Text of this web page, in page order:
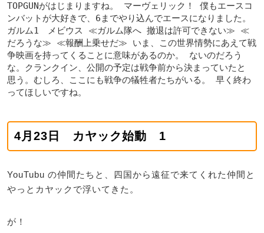
TOPGUNがはじまりますね。 マーヴェリック！ 僕もエースコ
ンバットが大好きで、6までやり込んでエースになりました。
ガルム1 メビウス ≪ガルム隊へ 撤退は許可できない≫ ≪
だろうな≫ ≪報酬上乗せだ≫ いま、この世界情勢にあえて戦
争映画を持ってくることに意味があるのか。 ないのだろう
な。クランクイン、公開の予定は戦争前から決まっていたと
思う。むしろ、ここにも戦争の犠牲者たちがいる。 早く終わ
ってほしいですね。
4月23日 カヤック始動 1
YouTubu の仲間たちと、四国から遠征で来てくれた仲間と
やっとカヤックで浮いてきた。
が！